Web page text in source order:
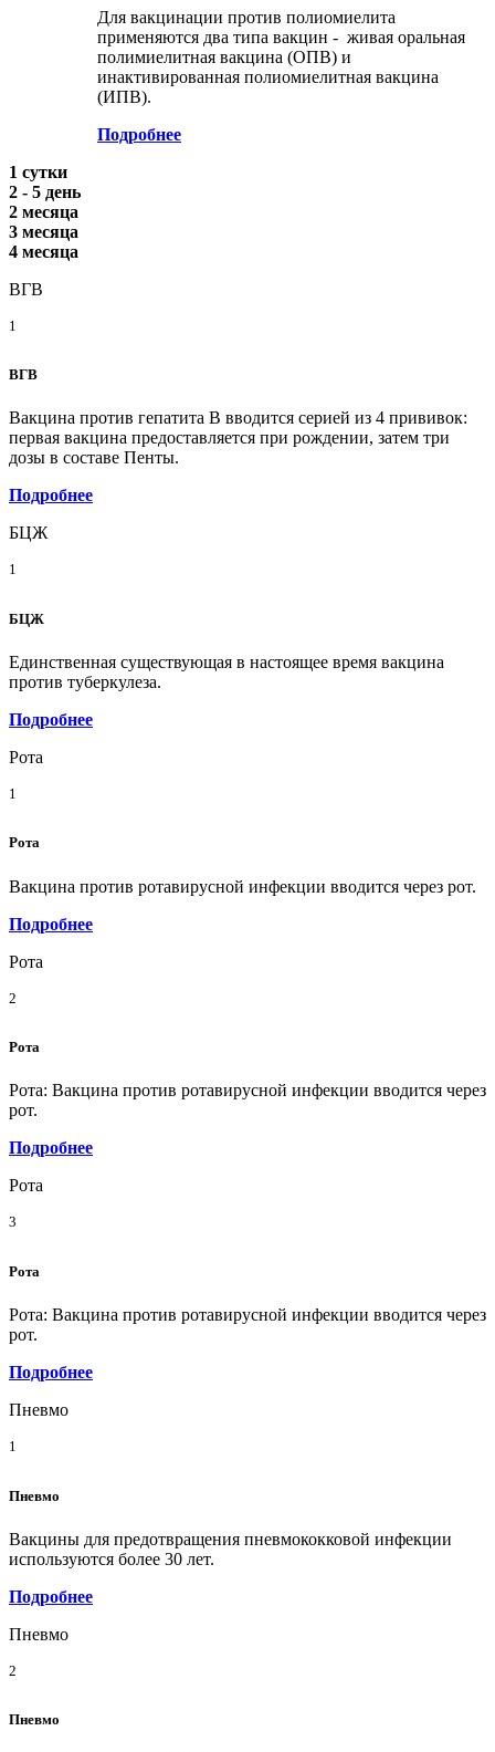
Для вакцинации против полиомиелита
применяются два типа вакцин - живая оральная
полимиелитная вакцина (ОПВ) и
инактивированная полиомиелитная вакцина
(ИПВ).
Подробнее
1 сутки
2 - 5 день
2 месяца
3 месяца
4 месяца
ВГВ
1
ВГВ
Вакцина против гепатита В вводится серией из 4 прививок:
первая вакцина предоставляется при рождении, затем три
дозы в составе Пенты.
Подробнее
БЦЖ
1
БЦЖ
Единственная существующая в настоящее время вакцина
против туберкулеза.
Подробнее
Рота
1
Рота
Вакцина против ротавирусной инфекции вводится через рот.
Подробнее
Рота
2
Рота
Рота: Вакцина против ротавирусной инфекции вводится через
рот.
Подробнее
Рота
3
Рота
Рота: Вакцина против ротавирусной инфекции вводится через
рот.
Подробнее
Пневмо
1
Пневмо
Вакцины для предотвращения пневмококковой инфекции
используются более 30 лет.
Подробнее
Пневмо
2
Пневмо